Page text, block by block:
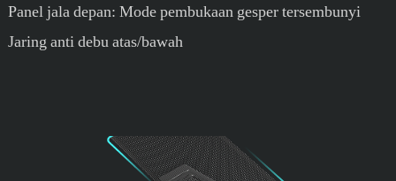
Panel jala depan: Mode pembukaan gesper tersembunyi
Jaring anti debu atas/bawah